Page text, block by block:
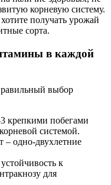
корневую систему.
получать урожай
сорта.
в каждой
выбор
крепкими побегами
системой.
одно-двухлетние
к
для